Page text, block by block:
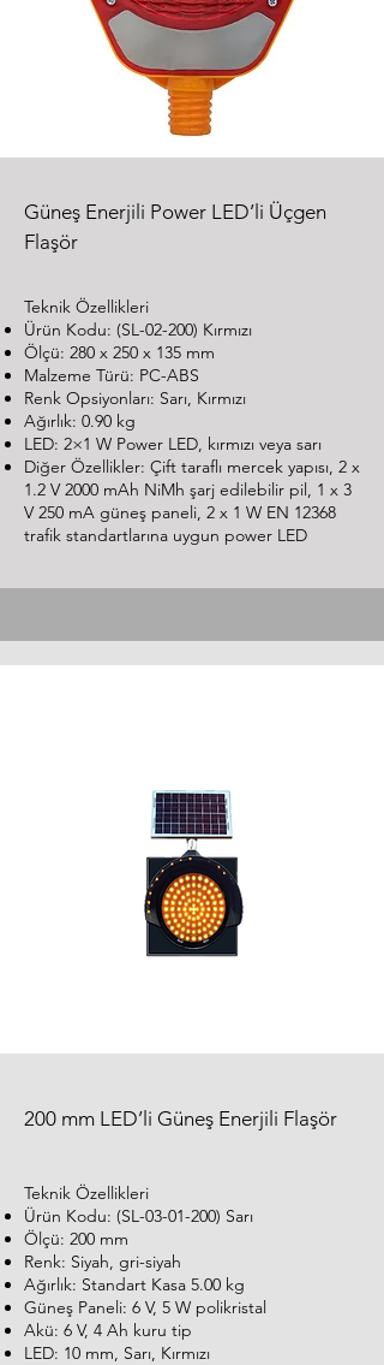
Güneş Enerjili Power LED’li Üçgen
Flaşör
Teknik Özellikleri
Ürün Kodu: (SL-02-200) Kırmızı
Ölçü: 280 x 250 x 135 mm
Malzeme Türü: PC-ABS
Renk Opsiyonları: Sarı, Kırmızı
Ağırlık: 0.90 kg
LED: 2×1 W Power LED, kırmızı veya sarı
Diğer Özellikler: Çift taraflı mercek yapısı, 2 x
1.2 V 2000 mAh NiMh şarj edilebilir pil, 1 x 3
V 250 mA güneş paneli, 2 x 1 W EN 12368
trafik standartlarına uygun power LED
200 mm LED’li Güneş Enerjili Flaşör
Teknik Özellikleri
Ürün Kodu: (SL-03-01-200) Sarı
Ölçü: 200 mm
Renk: Siyah, gri-siyah
Ağırlık: Standart Kasa 5.00 kg
Güneş Paneli: 6 V, 5 W polikristal
Akü: 6 V, 4 Ah kuru tip
LED: 10 mm, Sarı, Kırmızı